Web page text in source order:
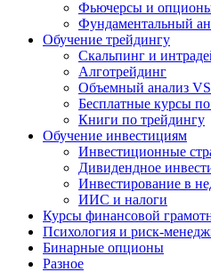
Фьючерсы и
Фундаментальный
Обучение трейдингу
Скальпинг и
Алготрейдинг
Объемный анализ
Бесплатные курсы
Книги по трейдингу
Обучение инвестициям
Инвестиционные
Дивидендное
Инвестирование в
ИИС и налоги
Курсы финансовой
Психология и риск-
Бинарные опционы
Разное